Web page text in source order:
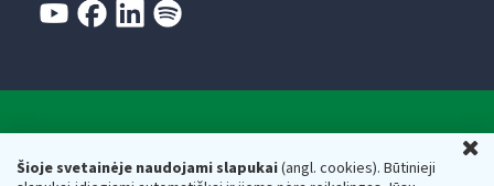
Šioje svetainėje naudojami slapukai(angl. cookies). Būtinieji
Respublikos finansų ministerijos